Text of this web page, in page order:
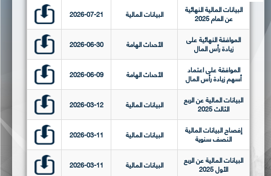
البيانات المالية النهائية
عن العام 2025 البيانات المالية 2026-07-21
الموافقة النهائية على
زيادة رأس المال الأحداث الهامة 2026-06-30
الموافقة على اعتماد
أسهم زيادة رأس المال الأحداث الهامة 2026-06-09
البيانات المالية عن الربع
الثالث 2025 البيانات المالية 2026-03-12
إفصاح البيانات المالية
النصف سنوية البيانات المالية 2026-03-11
البيانات المالية عن الربع
الأول 2025 البيانات المالية 2026-03-11